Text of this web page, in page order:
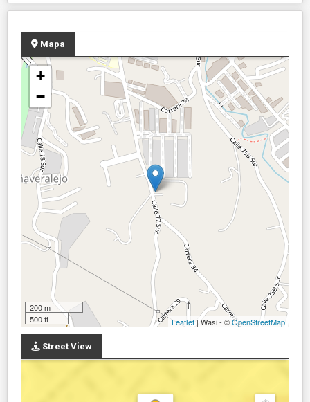
Mapa
+
−
200 m
500 ft
Leaflet | Wasi - ©OpenStreetMap
Street View